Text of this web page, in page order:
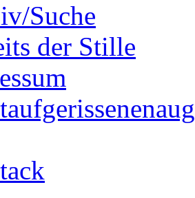
Suche
der Stille